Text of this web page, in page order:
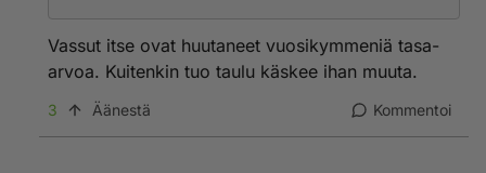
Vassut itse ovat huutaneet vuosikymmeniä tasa-
arvoa. Kuitenkin tuo taulu käskee ihan muuta.
3 Äänestä Kommentoi